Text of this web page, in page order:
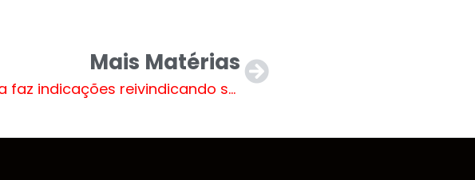
Mais Matérias
Evalda faz indicações reivindicando serviços e melhoria em sinalização